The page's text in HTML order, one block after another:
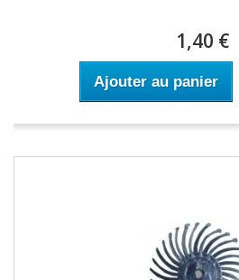
1,40 €
Ajouter au panier